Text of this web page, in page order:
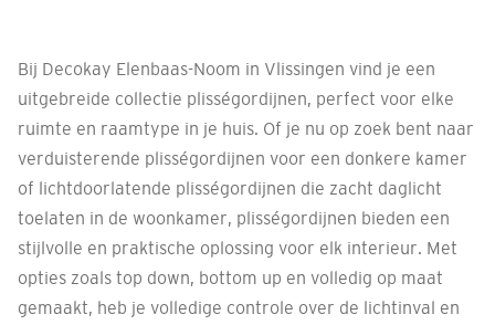
Bij Decokay Elenbaas-Noom in Vlissingen vind je een
uitgebreide collectie plisségordijnen, perfect voor elke
ruimte en raamtype in je huis. Of je nu op zoek bent naar
verduisterende plisségordijnen voor een donkere kamer
of lichtdoorlatende plisségordijnen die zacht daglicht
toelaten in de woonkamer, plisségordijnen bieden een
stijlvolle en praktische oplossing voor elk interieur. Met
opties zoals top down, bottom up en volledig op maat
gemaakt, heb je volledige controle over de lichtinval en